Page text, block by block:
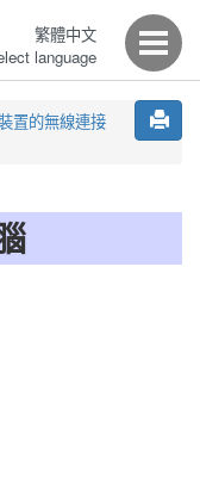
繁體中文
language
置的無線連接